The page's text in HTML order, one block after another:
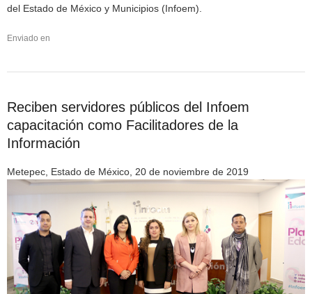
del Estado de México y Municipios (Infoem).
Enviado en
Reciben servidores públicos del Infoem
capacitación como Facilitadores de la
Información
Metepec, Estado de México, 20 de noviembre de 2019